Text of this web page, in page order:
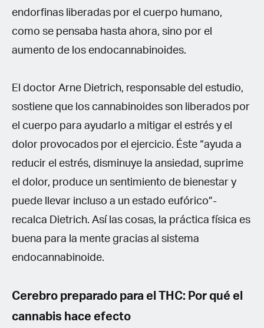
endorfinas liberadas por el cuerpo humano,
como se pensaba hasta ahora, sino por el
aumento de los endocannabinoides.
El doctor Arne Dietrich, responsable del estudio,
sostiene que los cannabinoides son liberados por
el cuerpo para ayudarlo a mitigar el estrés y el
dolor provocados por el ejercicio. Éste “ayuda a
reducir el estrés, disminuye la ansiedad, suprime
el dolor, produce un sentimiento de bienestar y
puede llevar incluso a un estado eufórico”-
recalca Dietrich. Así las cosas, la práctica física es
buena para la mente gracias al sistema
endocannabinoide.
Cerebro preparado para el THC: Por qué el
cannabis hace efecto